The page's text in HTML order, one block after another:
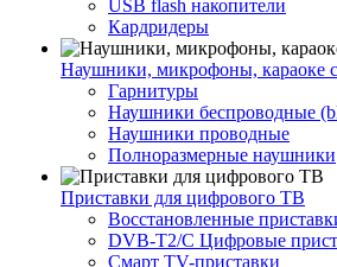
USB flash накопители
Кардридеры
Наушники, микрофоны, караоке
Гарнитуры
Наушники беспроводные
Наушники проводные
Полноразмерные наушники
Приставки для цифрового ТВ
Восстановленные
DVB-T2/C Цифровые
Смарт ТV-приставки